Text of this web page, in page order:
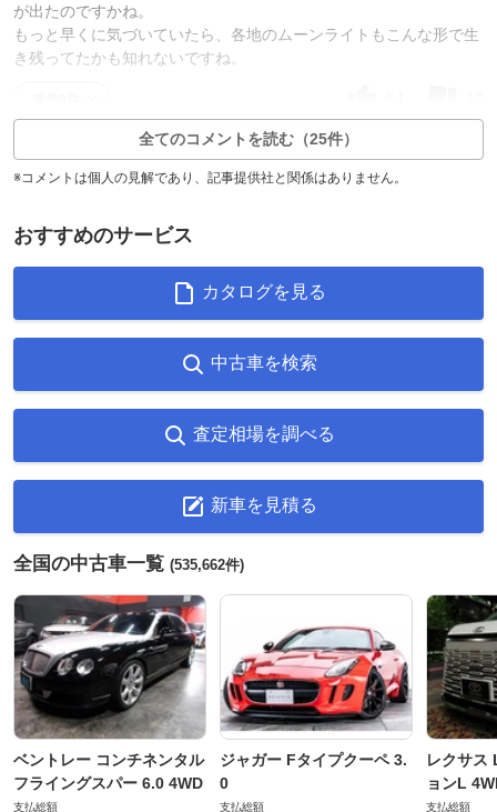
が出たのですかね。
もっと早くに気づいていたら、各地のムーンライトもこんな形で生
き残ってたかも知れないですね。
全てのコメントを読む（25件）
※コメントは個人の見解であり、記事提供社と関係はありません。
おすすめのサービス
カタログを見る
中古車を検索
査定相場を調べる
新車を見積る
全国の中古車一覧 (535,662件)
ベントレー コンチネンタル
フライングスパー 6.0 4WD
支払総額
ジャガー Fタイプクーペ 3.
0
支払総額
レクサス
ョンL
支払総額